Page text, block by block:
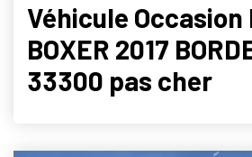
Véhicule Occasion
BOXER 2017
33300 pas cher